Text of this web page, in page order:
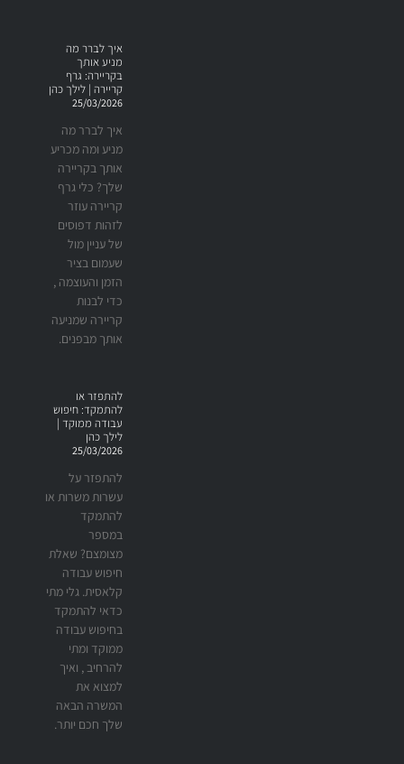
איך לברר מה
מניע אותך
בקריירה: גרף
קריירה | לילך כהן
25/03/2026
איך לברר מה
מניע ומה מכריע
אותך בקריירה
שלך? כלי גרף
קריירה עוזר
לזהות דפוסים
של עניין מול
שעמום בציר
הזמן והעוצמה ,
כדי לבנות
קריירה שמניעה
אותך מבפנים.
להתפזר או
להתמקד: חיפוש
עבודה ממוקד |
לילך כהן
25/03/2026
להתפזר על
עשרות משרות או
להתמקד
במספר
מצומצם? שאלת
חיפוש עבודה
קלאסית. גלי מתי
כדאי להתמקד
בחיפוש עבודה
ממוקד ומתי
להרחיב , ואיך
למצוא את
המשרה הבאה
שלך חכם יותר.